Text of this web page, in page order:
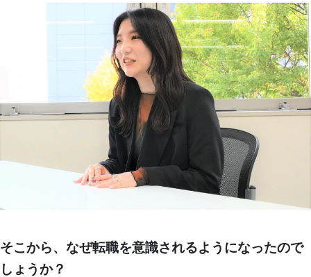
そこから、なぜ転職を意識されるようになったので
しょうか？